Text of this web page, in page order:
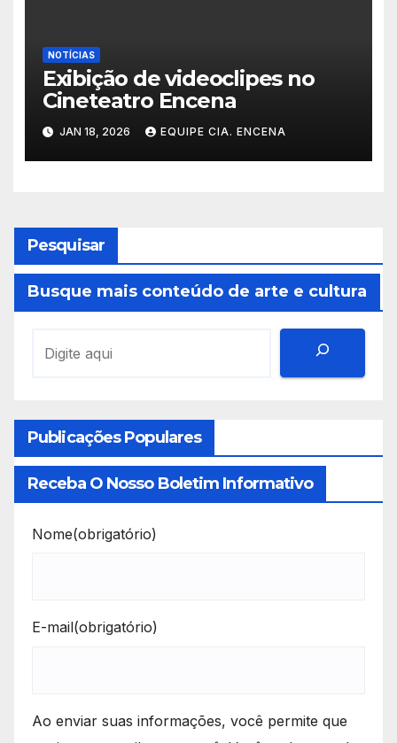
NOTÍCIAS
Exibição de videoclipes no
Cineteatro Encena
JAN 18, 2026 EQUIPE CIA. ENCENA
Pesquisar
Busque mais conteúdo de arte e cultura
Publicações Populares
Receba O Nosso Boletim Informativo
Nome(obrigatório)
E-mail(obrigatório)
Ao enviar suas informações, você permite que